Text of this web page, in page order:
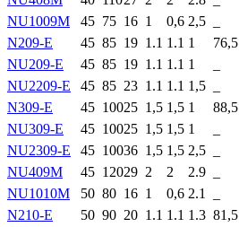
NU1009M
45 75 16 1 0,6 2,5
N209-E
45 85 19 1.1 1.1 1 76,5
NU209-E
45 85 19 1.1 1.1 1
NU2209-E
45 85 23 1.1 1.1 1,5
N309-E
45 10025 1,5 1,5 1 88,5
NU309-E
45 10025 1,5 1,5 1
NU2309-E
45 10036 1,5 1,5 2,5
NU409M
45 12029 2 2 2.9
NU1010M
50 80 16 1 0,6 2.1
N210-E
50 90 20 1.1 1.1 1.3 81,5